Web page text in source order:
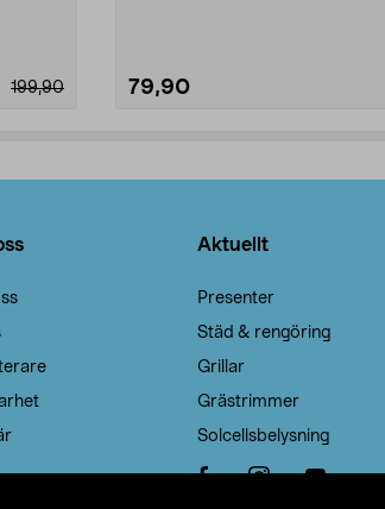
199,90 79,90
Aktuellt
Presenter
Städ & rengöring
Grillar
Grästrimmer
Solcellsbelysning